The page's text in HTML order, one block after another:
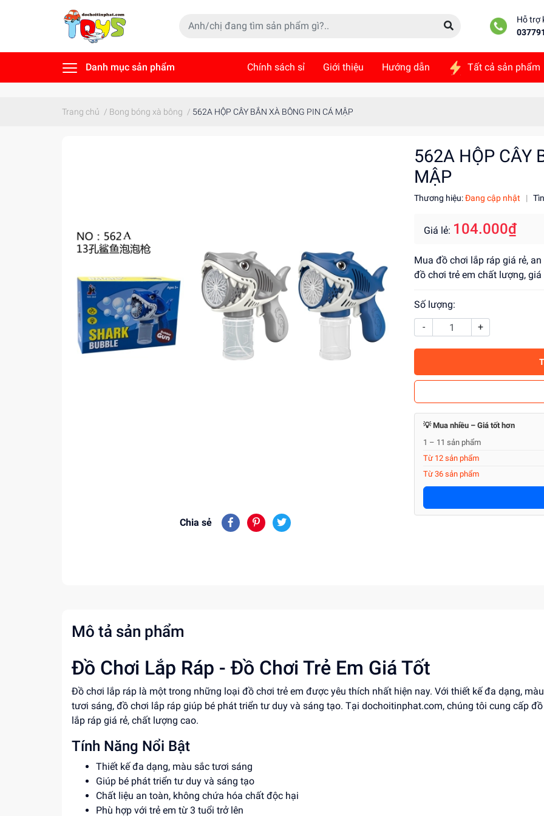
Hỗ trợ
Danh mục sản phẩm Chính sách sỉ Giới thiệu Hướng dẫn Tất cả sản phẩm
Trang chủ / Bong bóng xà bông / 562A HỘP CÂY BẮN XÀ BÔNG PIN CÁ MẬP
Chia sẻ
562A HỘP CÂY
MẬP
Thương hiệu:Đang cập nhật |
Giá lẻ: 104.000₫
Mua đồ chơi lắp ráp giá rẻ,
đồ chơi trẻ em chất lượng,
Số lượng:
-
+
💡 Mua nhiều – Giá tốt hơn
1 – 11 sản phẩm
Từ 12 sản phẩm
Từ 36 sản phẩm
Mô tả sản phẩm
Đồ Chơi Lắp Ráp - Đồ Chơi Trẻ Em Giá Tốt
Đồ chơi lắp ráp là một trong những loại đồ chơi trẻ em được yêu thích nhất hiện nay. Với thiết kế đa dạng,
tươi sáng, đồ chơi lắp ráp giúp bé phát triển tư duy và sáng tạo. Tại dochoitinphat.com, chúng tôi cung cấp
lắp ráp giá rẻ, chất lượng cao.
Tính Năng Nổi Bật
Thiết kế đa dạng, màu sắc tươi sáng
Giúp bé phát triển tư duy và sáng tạo
Chất liệu an toàn, không chứa hóa chất độc hại
Phù hợp với trẻ em từ 3 tuổi trở lên